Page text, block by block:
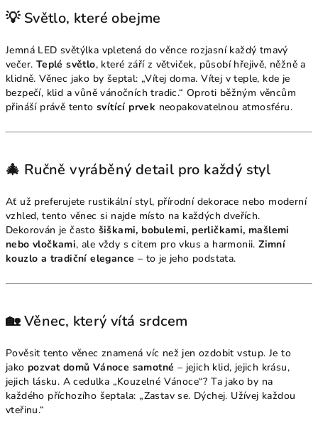
💡 Světlo, které obejme
Jemná LED světýlka vpletená do věnce rozjasní každý tmavý
večer. Teplé světlo, které září z větviček, působí hřejivě, něžně a
klidně. Věnec jako by šeptal: „Vítej doma. Vítej v teple, kde je
bezpečí, klid a vůně vánočních tradic.“ Oproti běžným věncům
přináší právě tentosvítící prvek neopakovatelnou atmosféru.
🎄 Ručně vyráběný detail pro každý styl
Ať už preferujete rustikální styl, přírodní dekorace nebo moderní
vzhled, tento věnec si najde místo na každých dveřích.
Dekorován je často šiškami, bobulemi, perličkami, mašlemi
nebo vločkami, ale vždy s citem pro vkus a harmonii.Zimní
kouzlo a tradiční elegance – to je jeho podstata.
🏡 Věnec, který vítá srdcem
Pověsit tento věnec znamená víc než jen ozdobit vstup. Je to
jako pozvat domů Vánoce samotné – jejich klid, jejich krásu,
jejich lásku. A cedulka „Kouzelné Vánoce“? Ta jako by na
každého příchozího šeptala: „Zastav se. Dýchej. Užívej každou
vteřinu.“